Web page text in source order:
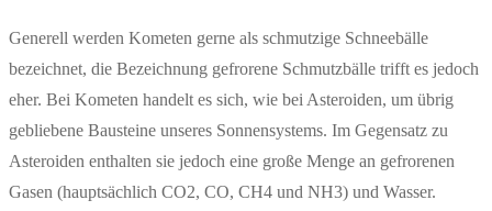
Generell werden Kometen gerne als schmutzige Schneebälle
bezeichnet, die Bezeichnung gefrorene Schmutzbälle trifft es jedoch
eher. Bei Kometen handelt es sich, wie bei Asteroiden, um übrig
gebliebene Bausteine unseres Sonnensystems. Im Gegensatz zu
Asteroiden enthalten sie jedoch eine große Menge an gefrorenen
Gasen (hauptsächlich CO2, CO, CH4 und NH3) und Wasser.